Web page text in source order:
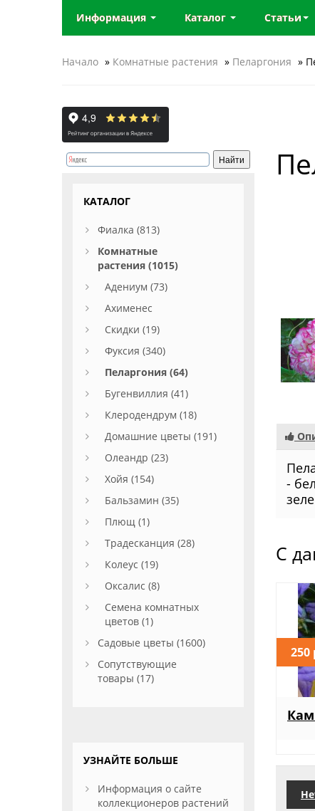
Информация Каталог Статьи
Начало » Комнатные растения » Пеларгония »
-
С
250
КАТАЛОГ
Фиалка (813)
Комнатные
растения (1015)
Адениум (73)
Ахименес
Скидки (19)
Фуксия (340)
Пеларгония (64)
Бугенвиллия (41)
Клеродендрум (18)
Домашние цветы (191)
Олеандр (23)
Хойя (154)
Бальзамин (35)
Плющ (1)
Традесканция (28)
Колеус (19)
Оксалис (8)
Семена комнатных
цветов (1)
Садовые цветы (1600)
Сопутствующие
товары (17)
УЗНАЙТЕ БОЛЬШЕ
Информация о сайте
коллекционеров растений